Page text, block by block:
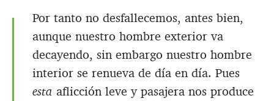
Por tanto no desfallecemos, antes bien,
aunque nuestro hombre exterior va
decayendo, sin embargo nuestro hombre
interior se renueva de día en día. Pues
esta aflicción leve y pasajera nos produce